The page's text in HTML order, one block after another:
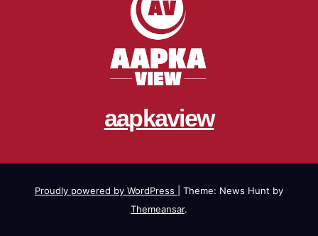
aapkaview
Proudly powered by WordPress
Theme: News Hunt by
Themeansar.